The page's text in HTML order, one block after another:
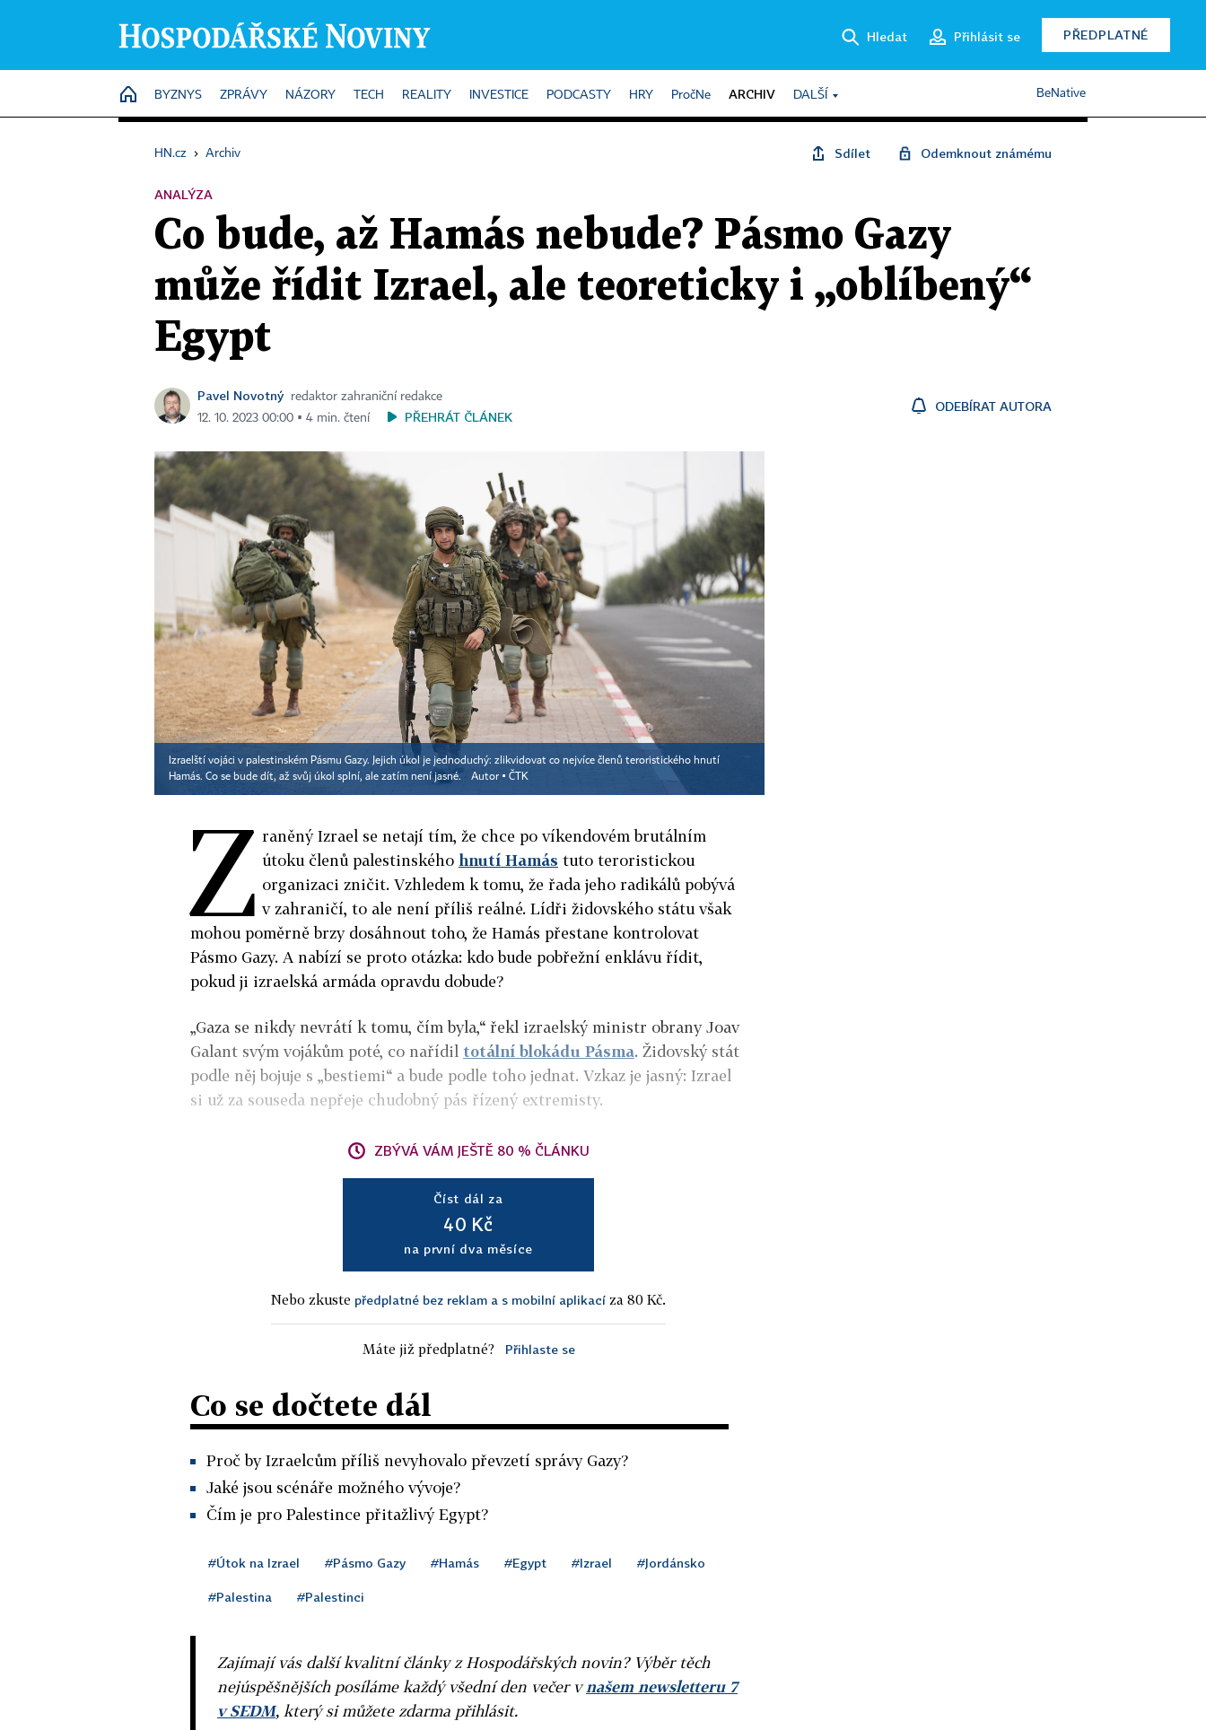
Hledat Přihlásit se PŘEDPLATNÉ
HOME
BYZNYS ZPRÁVY NÁZORY TECH REALITY INVESTICE PODCASTY HRY PročNe ARCHIV DALŠÍ BeNative
HN.cz › Archiv Sdílet Odemknout známému
ANALÝZA
Co bude, až Hamás nebude? Pásmo Gazy
může řídit Izrael, ale teoreticky i „oblíbený“
Egypt
Pavel Novotný
redaktor zahraniční redakce
12. 10. 2023 00:00 ▪ 4 min. čtení
PŘEHRÁT ČLÁNEK
ODEBÍRAT AUTORA
Izraelští vojáci v palestinském Pásmu Gazy. Jejich úkol je jednoduchý: zlikvidovat co nejvíce členů teroristického hnutí
Hamás. Co se bude dít, až svůj úkol splní, ale zatím není jasné.
Autor ▪ ČTK
Z raněný Izrael se netají tím, že chce po víkendovém brutálním
útoku členů palestinského hnutí Hamás tuto teroristickou
organizaci zničit. Vzhledem k tomu, že řada jeho radikálů pobývá
v zahraničí, to ale není příliš reálné. Lídři židovského státu však
mohou poměrně brzy dosáhnout toho, že Hamás přestane kontrolovat
Pásmo Gazy. A nabízí se proto otázka: kdo bude pobřežní enklávu řídit,
pokud ji izraelská armáda opravdu dobude?
„Gaza se nikdy nevrátí k tomu, čím byla,“ řekl izraelský ministr obrany Joav
Galant svým vojákům poté, co nařídil totální blokádu Pásma. Židovský stát
podle něj bojuje s „bestiemi“ a bude podle toho jednat. Vzkaz je jasný: Izrael
si už za souseda nepřeje chudobný pás řízený extremisty.
ZBÝVÁ VÁM JEŠTĚ 80 % ČLÁNKU
Číst dál za
40 Kč
na první dva měsíce
Nebo zkuste předplatné bez reklam a s mobilní aplikací za 80 Kč.
Máte již předplatné? Přihlaste se
Co se dočtete dál
Proč by Izraelcům příliš nevyhovalo převzetí správy Gazy?
Jaké jsou scénáře možného vývoje?
Čím je pro Palestince přitažlivý Egypt?
#Útok na Izrael #Pásmo Gazy #Hamás #Egypt #Izrael #Jordánsko
#Palestina #Palestinci
Zajímají vás další kvalitní články z Hospodářských novin? Výběr těch
nejúspěšnějších posíláme každý všední den večer vnašem newsletteru 7
v SEDM, který si můžete zdarma přihlásit.